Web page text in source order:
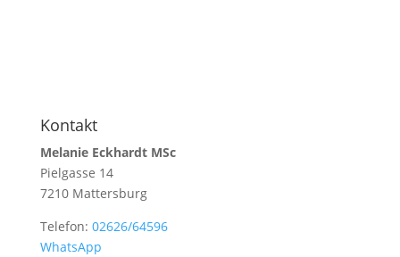
Kontakt
Melanie Eckhardt MSc
Pielgasse 14
7210 Mattersburg
Telefon: 02626/64596
WhatsApp